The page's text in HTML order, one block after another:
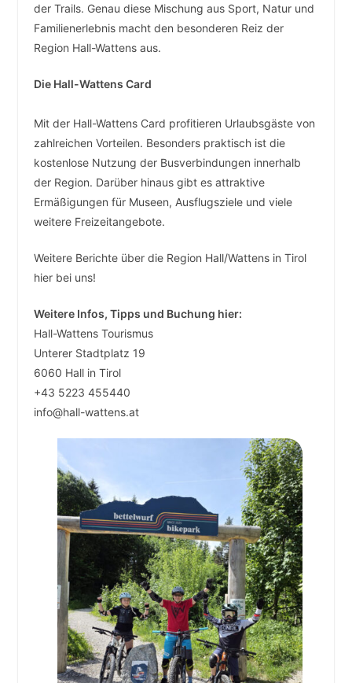
der Trails. Genau diese Mischung aus Sport, Natur und
Familienerlebnis macht den besonderen Reiz der
Region Hall-Wattens aus.
Die Hall-Wattens Card
Mit der Hall-Wattens Card profitieren Urlaubsgäste von
zahlreichen Vorteilen. Besonders praktisch ist die
kostenlose Nutzung der Busverbindungen innerhalb
der Region. Darüber hinaus gibt es attraktive
Ermäßigungen für Museen, Ausflugsziele und viele
weitere Freizeitangebote.
Weitere Berichte über die Region Hall/Wattens in Tirol
hier bei uns!
Weitere Infos, Tipps und Buchung hier:
Hall-Wattens Tourismus
Unterer Stadtplatz 19
6060 Hall in Tirol
+43 5223 455440
info@hall-wattens.at